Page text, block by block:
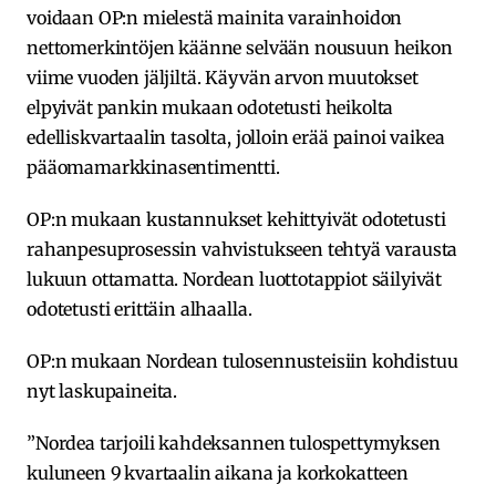
voidaan OP:n mielestä mainita varainhoidon
nettomerkintöjen käänne selvään nousuun heikon
viime vuoden jäljiltä. Käyvän arvon muutokset
elpyivät pankin mukaan odotetusti heikolta
edelliskvartaalin tasolta, jolloin erää painoi vaikea
pääomamarkkinasentimentti.
OP:n mukaan kustannukset kehittyivät odotetusti
rahanpesuprosessin vahvistukseen tehtyä varausta
lukuun ottamatta. Nordean luottotappiot säilyivät
odotetusti erittäin alhaalla.
OP:n mukaan Nordean tulosennusteisiin kohdistuu
nyt laskupaineita.
”Nordea tarjoili kahdeksannen tulospettymyksen
kuluneen 9 kvartaalin aikana ja korkokatteen